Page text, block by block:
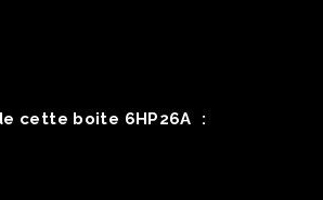
cette boite 6HP26A :